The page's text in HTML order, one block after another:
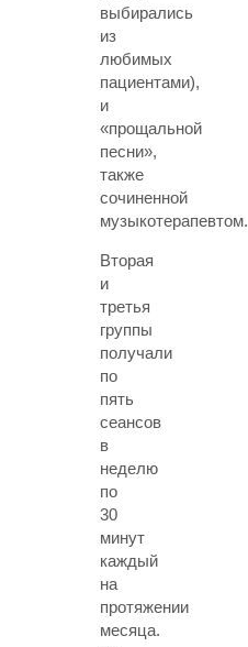
выбирались
из
любимых
пациентами),
и
«прощальной
песни»,
также
сочиненной
музыкотерапевтом.
Вторая
и
третья
группы
получали
по
пять
сеансов
в
неделю
по
30
минут
каждый
на
протяжении
месяца.